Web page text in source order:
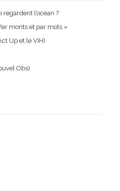
l’océan ?
monts et par mots »
Up et le VIH)
Obs)